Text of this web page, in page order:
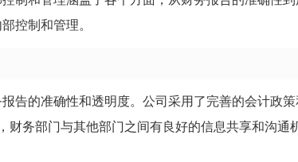
控制和管理。
告的准确性和透明度。公司采用了完善的会计政策
务部门与其他部门之间有良好的信息共享和沟通